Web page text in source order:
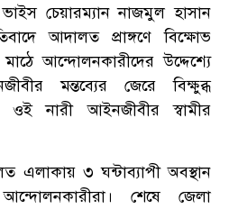
চেয়ারম্যান নাজমুল হাসান
আদালত প্রাঙ্গণে বিক্ষোভ
আন্দোলনকারীদের উদ্দেশ্যে
মন্তব্যের জেরে বিক্ষুব্ধ
ওই নারী আইনজীবীর স্বামীর
এলাকায় ৩ ঘন্টাব্যাপী অবস্থান
শেষে জেলা